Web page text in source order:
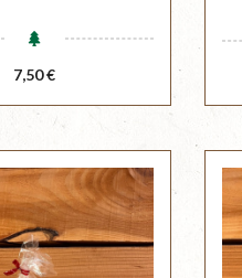
Prix
7,50 €